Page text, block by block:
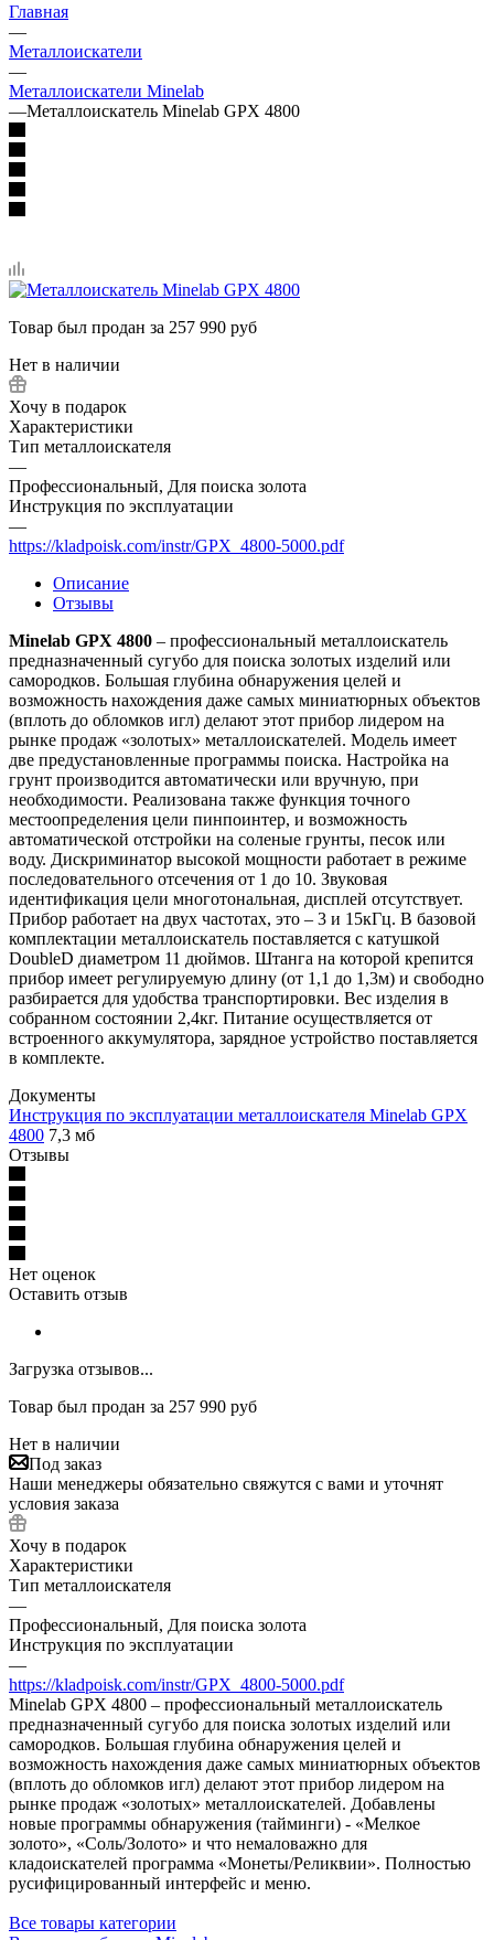
Главная
—
Металлоискатели
—
Металлоискатели Minelab
—Металлоискатель Minelab GPX 4800
Товар был продан за 257 990 руб
Нет в наличии
Хочу в подарок
Характеристики
Тип металлоискателя
—
Профессиональный, Для поиска золота
Инструкция по эксплуатации
—
https://kladpoisk.com/instr/GPX_4800-5000.pdf
Описание
Отзывы
Minelab GPX 4800 – профессиональный металлоискатель
предназначенный сугубо для поиска золотых изделий или
самородков. Большая глубина обнаружения целей и
возможность нахождения даже самых миниатюрных объектов
(вплоть до обломков игл) делают этот прибор лидером на
рынке продаж «золотых» металлоискателей. Модель имеет
две предустановленные программы поиска. Настройка на
грунт производится автоматически или вручную, при
необходимости. Реализована также функция точного
местоопределения цели пинпоинтер, и возможность
автоматической отстройки на соленые грунты, песок или
воду. Дискриминатор высокой мощности работает в режиме
последовательного отсечения от 1 до 10. Звуковая
идентификация цели многотональная, дисплей отсутствует.
Прибор работает на двух частотах, это – 3 и 15кГц. В базовой
комплектации металлоискатель поставляется с катушкой
DoubleD диаметром 11 дюймов. Штанга на которой крепится
прибор имеет регулируемую длину (от 1,1 до 1,3м) и свободно
разбирается для удобства транспортировки. Вес изделия в
собранном состоянии 2,4кг. Питание осуществляется от
встроенного аккумулятора, зарядное устройство поставляется
в комплекте.
Документы
Инструкция по эксплуатации металлоискателя Minelab GPX
4800 7,3 мб
Отзывы
Нет оценок
Оставить отзыв
Загрузка отзывов...
Товар был продан за 257 990 руб
Нет в наличии
Под заказ
Наши менеджеры обязательно свяжутся с вами и уточнят
условия заказа
Хочу в подарок
Характеристики
Тип металлоискателя
—
Профессиональный, Для поиска золота
Инструкция по эксплуатации
—
https://kladpoisk.com/instr/GPX_4800-5000.pdf
Minelab GPX 4800 – профессиональный металлоискатель
предназначенный сугубо для поиска золотых изделий или
самородков. Большая глубина обнаружения целей и
возможность нахождения даже самых миниатюрных объектов
(вплоть до обломков игл) делают этот прибор лидером на
рынке продаж «золотых» металлоискателей. Добавлены
новые программы обнаружения (тайминги) - «Мелкое
золото», «Соль/Золото» и что немаловажно для
кладоискателей программа «Монеты/Реликвии». Полностью
русифицированный интерфейс и меню.
Все товары категории